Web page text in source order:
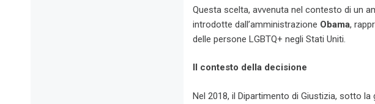
Questa scelta, avvenuta nel contesto di un
introdotte dall’amministrazione Obama,
delle persone LGBTQ+ negli Stati Uniti.
Il contesto della decisione
Nel 2018, il Dipartimento di Giustizia, sotto la